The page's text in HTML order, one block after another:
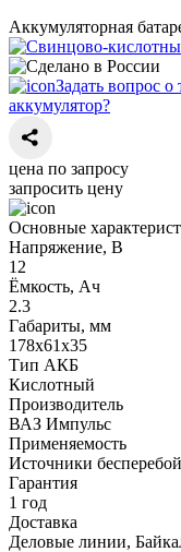
Аккумуляторная
Задать вопрос о
аккумулятор?
цена по запросу
запросить цену
Основные
Напряжение, В
12
Ёмкость, Ач
2.3
Габариты, мм
178х61х35
Тип АКБ
Кислотный
Производитель
ВАЗ Импульс
Применяемость
Источники
Гарантия
1 год
Доставка
Деловые линии,